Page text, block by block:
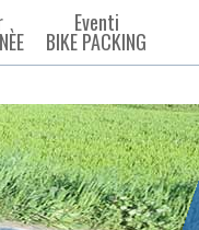
Eventi
BIKE PACKING